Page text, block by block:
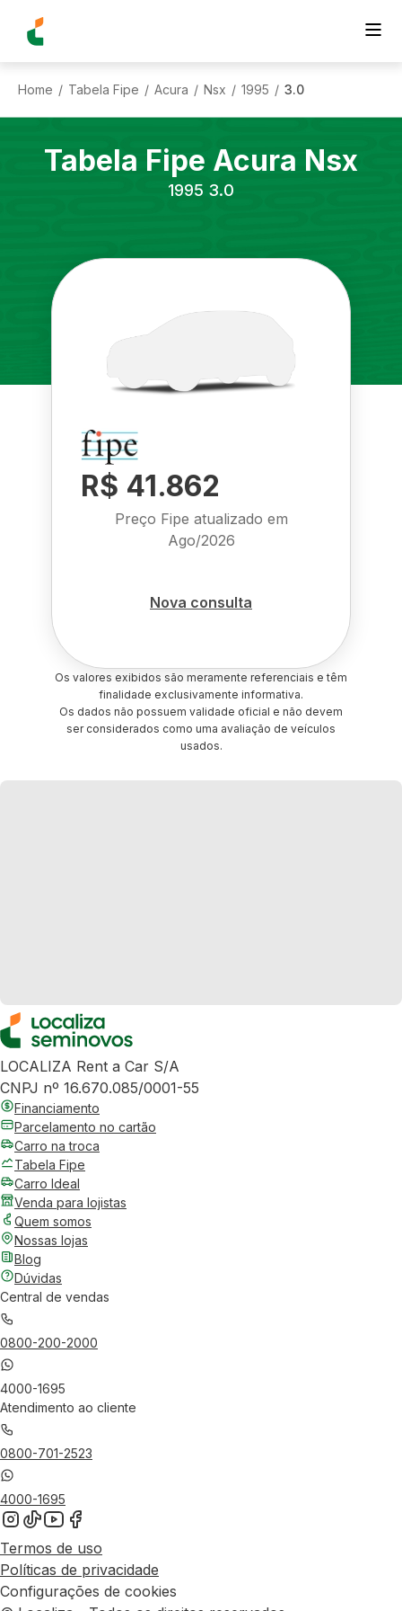
Home / Tabela Fipe / Acura / Nsx / 1995 / 3.0
Tabela Fipe Acura Nsx
1995 3.0
R$ 41.862
Preço Fipe atualizado em
Ago/2026
Nova consulta
Os valores exibidos são meramente referenciais e têm
finalidade exclusivamente informativa.
Os dados não possuem validade oficial e não devem
ser considerados como uma avaliação de veículos
usados.
LOCALIZA Rent a Car S/A
CNPJ nº 16.670.085/0001-55
Financiamento
Parcelamento no cartão
Carro na troca
Tabela Fipe
Carro Ideal
Venda para lojistas
Quem somos
Nossas lojas
Blog
Dúvidas
Central de vendas
0800-200-2000
4000-1695
Atendimento ao cliente
0800-701-2523
4000-1695
Termos de uso
Políticas de privacidade
Configurações de cookies